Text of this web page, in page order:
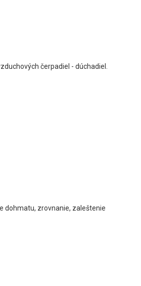
čerpadiel - dúchadiel.
dohmatu, zrovnanie, zaleštenie